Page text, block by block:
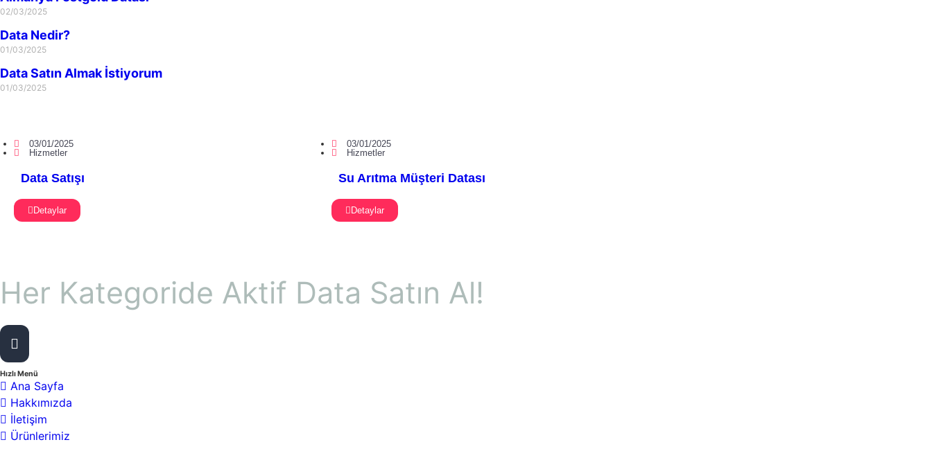
02/03/2025
Data Nedir?
01/03/2025
Data Satın Almak İstiyorum
01/03/2025
03/01/2025
Hizmetler
Data Satışı
Detaylar
03/01/2025
Hizmetler
Su Arıtma Müşteri Datası
Detaylar
Her Kategoride Aktif Data Satın Al!
Hızlı Menü
Ana Sayfa
Hakkımızda
İletişim
Ürünlerimiz